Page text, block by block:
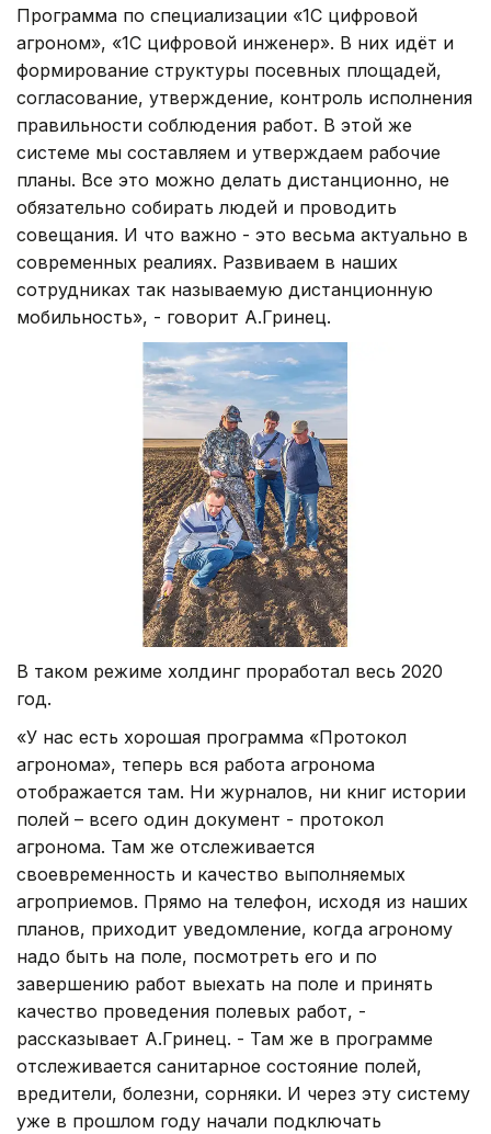
Программа по специализации «1С цифровой
агроном», «1С цифровой инженер». В них идёт и
формирование структуры посевных площадей,
согласование, утверждение, контроль исполнения
правильности соблюдения работ. В этой же
системе мы составляем и утверждаем рабочие
планы. Все это можно делать дистанционно, не
обязательно собирать людей и проводить
совещания. И что важно - это весьма актуально в
современных реалиях. Развиваем в наших
сотрудниках так называемую дистанционную
мобильность», - говорит А.Гринец.
В таком режиме холдинг проработал весь 2020
год.
«У нас есть хорошая программа «Протокол
агронома», теперь вся работа агронома
отображается там. Ни журналов, ни книг истории
полей – всего один документ - протокол
агронома. Там же отслеживается
своевременность и качество выполняемых
агроприемов. Прямо на телефон, исходя из наших
планов, приходит уведомление, когда агроному
надо быть на поле, посмотреть его и по
завершению работ выехать на поле и принять
качество проведения полевых работ, -
рассказывает А.Гринец. - Там же в программе
отслеживается санитарное состояние полей,
вредители, болезни, сорняки. И через эту систему
уже в прошлом году начали подключать